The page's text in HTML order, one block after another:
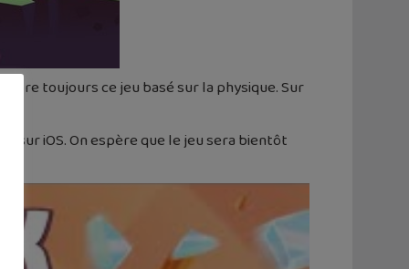
toujours ce jeu basé sur la physique. Sur
sur iOS. On espère que le jeu sera bientôt